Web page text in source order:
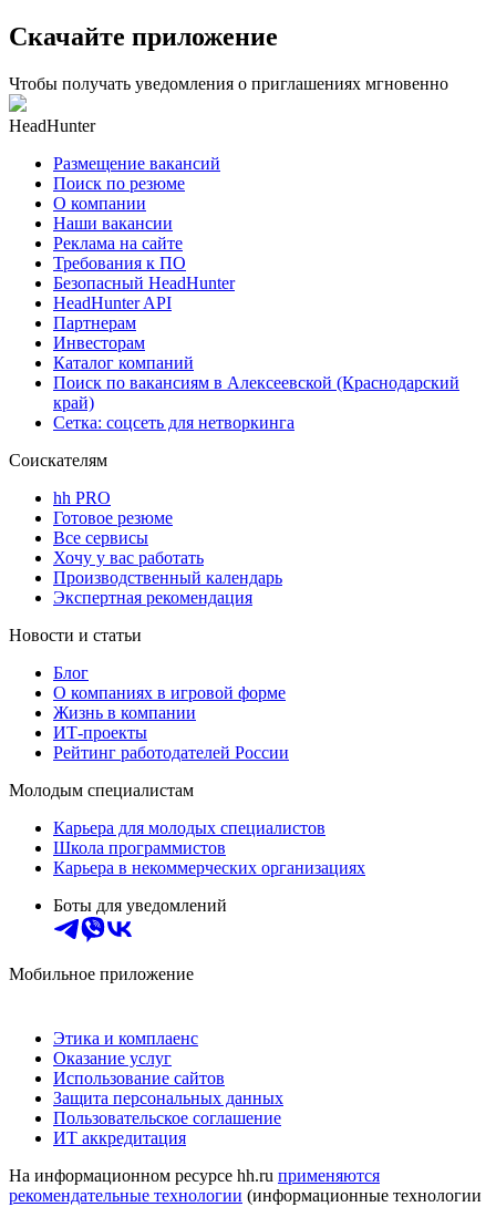
Скачайте приложение
Чтобы получать уведомления о приглашениях мгновенно
HeadHunter
Размещение вакансий
Поиск по резюме
О компании
Наши вакансии
Реклама на сайте
Требования к ПО
Безопасный HeadHunter
HeadHunter API
Партнерам
Инвесторам
Каталог компаний
Поиск по вакансиям в Алексеевской (Краснодарский
край)
Сетка: соцсеть для нетворкинга
Соискателям
hh PRO
Готовое резюме
Все сервисы
Хочу у вас работать
Производственный календарь
Экспертная рекомендация
Новости и статьи
Блог
О компаниях в игровой форме
Жизнь в компании
ИТ-проекты
Рейтинг работодателей России
Молодым специалистам
Карьера для молодых специалистов
Школа программистов
Карьера в некоммерческих организациях
Боты для уведомлений
Мобильное приложение
Этика и комплаенс
Оказание услуг
Использование сайтов
Защита персональных данных
Пользовательское соглашение
ИТ аккредитация
На информационном ресурсе hh.ru применяются
рекомендательные технологии (информационные технологии